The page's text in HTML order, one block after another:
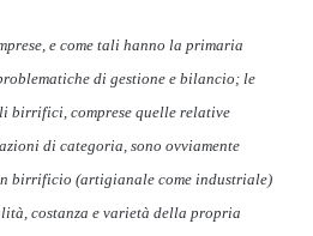
e come tali hanno la primaria
di gestione e bilancio; le
birrifici, comprese quelle relative
di categoria, sono ovviamente
birrificio (artigianale come industriale)
costanza e varietà della propria